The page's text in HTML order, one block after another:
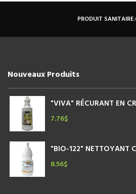
PRODUIT
Nouveaux Produits
"VIVA" RÉCURANT EN
7.76$
"BIO-122" NETTOYANT
8.56$